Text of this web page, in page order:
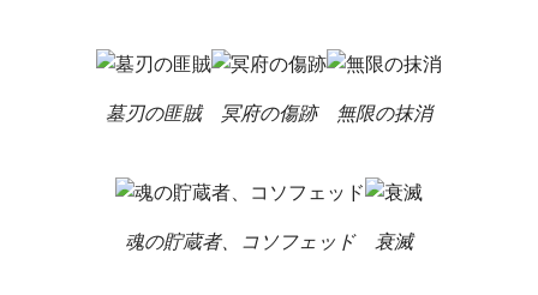
墓刃の匪賊 冥府の傷跡 無限の抹消
魂の貯蔵者、コソフェッド 衰滅